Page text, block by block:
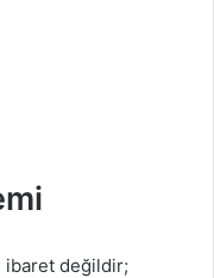
ibaret değildir;